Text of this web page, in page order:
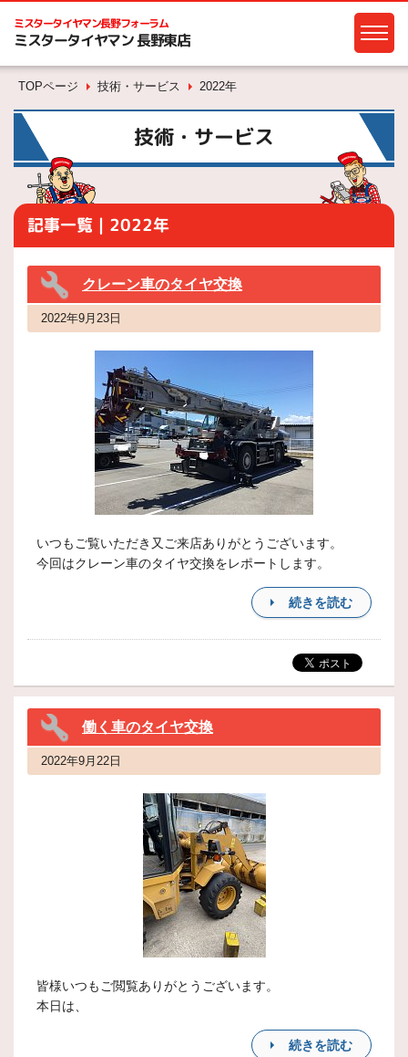
ミスタータイヤマン長野フォーラム
ミスタータイヤマン 長野東店
TOPページ 技術・サービス 2022年
技術・サービス
記事一覧｜2022年
クレーン車のタイヤ交換
2022年9月23日
いつもご覧いただき又ご来店ありがとうございます。
今回はクレーン車のタイヤ交換をレポートします。
続きを読む
働く車のタイヤ交換
2022年9月22日
皆様いつもご閲覧ありがとうございます。
本日は、
続きを読む